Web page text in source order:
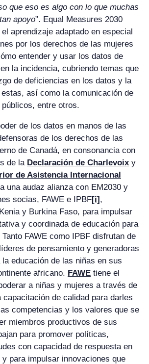
que eso es algo con lo que muchas
apoyo”. Equal Measures 2030
aprendizaje adaptado en especial
por los derechos de las mujeres
entender y usar los datos de
la incidencia, cubriendo temas que
de deficiencias en los datos y la
así como la comunicación de
entre otros.
de los datos en manos de las
de los derechos de las
de Canadá, en consonancia con
de la Declaración de Charlevoix y
de Asistencia Internacional
una audaz alianza con EM2030 y
socias, FAWE e IPBF[i],
y Burkina Faso, para impulsar
y coordinada de educación para
FAWE como IPBF disfrutan de
de pensamiento y generadoras
educación de las niñas en sus
africano. FAWE tiene el
a niñas y mujeres a través de
capacitación de calidad para darles
competencias y los valores que se
miembros productivos de sus
para promover políticas,
con capacidad de respuesta en
para impulsar innovaciones que